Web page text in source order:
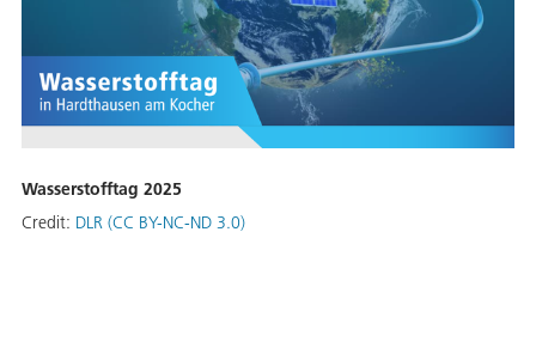
Wasserstofftag 2025
Credit: DLR (CC BY-NC-ND 3.0)